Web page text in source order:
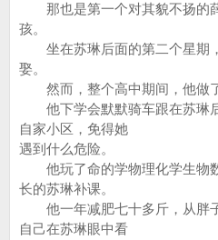
那也是第一个对其貌不扬的
孩。
坐在苏琳后面的第二个星期
娶。
然而，整个高中期间，他做
他下学会默默骑车跟在苏琳
自家小区，免得她
遇到什么危险。
他玩了命的学物理化学生物
长的苏琳补课。
他一年减肥七十多斤，从胖
自己在苏琳眼中看